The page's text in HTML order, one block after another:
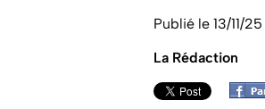
Publié le 13/11/
La Rédaction